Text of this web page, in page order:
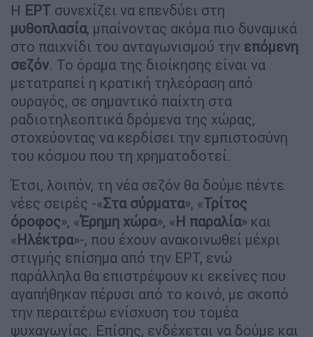
Η ΕΡΤ συνεχίζει να επενδύει στη
μυθοπλασία, μπαίνοντας ακόμα πιο δυναμικά
στο παιχνίδι του ανταγωνισμού την επόμενη
σεζόν. Το όραμα της διοίκησης είναι να
μετατραπεί η κρατική τηλεόραση από
ουραγός, σε σημαντικό παίχτη στα
ραδιοτηλεοπτικά δρόμενα της χώρας,
στοχεύοντας να κερδίσει την εμπιστοσύνη
του κόσμου που τη χρηματοδοτεί.
Έτσι, λοιπόν, τη νέα σεζόν θα δούμε πέντε
νέες σειρές -«Στα σύρματα», «Τρίτος
όροφος», «Έρημη χώρα», «Η παραλία» και
«Ηλέκτρα»-, που έχουν ανακοινωθεί μέχρι
στιγμής επίσημα από την ΕΡΤ, ενώ
παράλληλα θα επιστρέψουν κι εκείνες που
αγαπήθηκαν πέρυσι από το κοινό, με σκοπό
την περαιτέρω ενίσχυση του τομέα
ψυχαγωγίας. Επίσης, ενδέχεται να δούμε και